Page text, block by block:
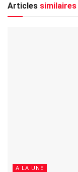
Articles similaires
A LA UNE